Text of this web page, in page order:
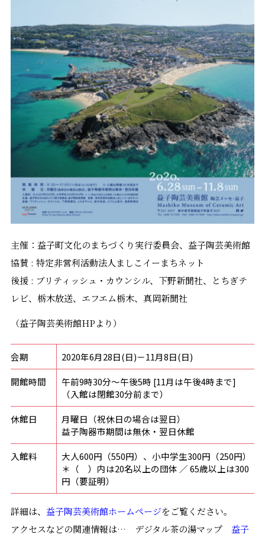
主催：益子町文化のまちづくり実行委員会、益子陶芸美術館
協賛 : 特定非営利活動法人ましこイーまちネット
後援 : ブリティッシュ・カウンシル、下野新聞社、とちぎテ
レビ、栃木放送、エフエム栃木、真岡新聞社
（益子陶芸美術館HPより）
会期
2020年6月28日(日)－11月8日(日)
開館時間
午前9時30分～午後5時 [11月は午後4時まで]
（入館は閉館30分前まで）
休館日
月曜日（祝休日の場合は翌日）
益子陶器市期間は無休・翌日休館
入館料
大人600円（550円）、小中学生300円（250円）
＊（ ）内は20名以上の団体 ／ 65歳以上は300
円（要証明）
詳細は、 益子陶芸美術館ホームページをご覧ください。
アクセスなどの関連情報は… デジタル茶の湯マップ 益子